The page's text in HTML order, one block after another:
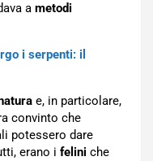
a metodi
i serpenti: il
e, in particolare,
convinto che
potessero dare
erano i felini che